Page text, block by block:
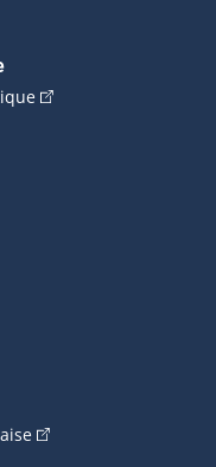
(Cet hyperlien
(Cet hyperlien
externe s'ouvrira